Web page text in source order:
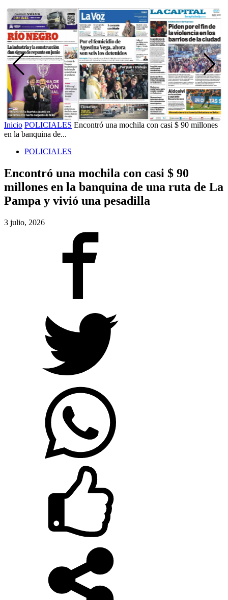
Inicio POLICIALES Encontró una mochila con casi $ 90 millones
en la banquina de...
POLICIALES
Encontró una mochila con casi $ 90
millones en la banquina de una ruta de La
Pampa y vivió una pesadilla
3 julio, 2026